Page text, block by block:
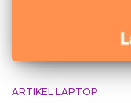
ARTIKEL LAPTOP